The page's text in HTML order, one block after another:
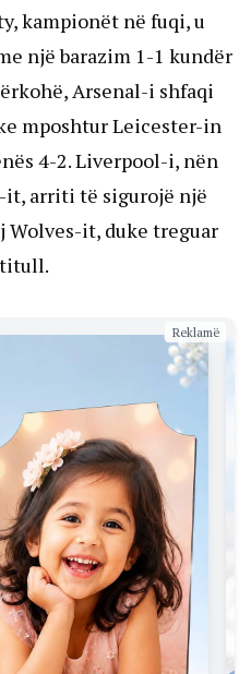
kampionët në fuqi, u
një barazim 1-1 kundër
Arsenal-i shfaqi
mposhtur Leicester-in
4-2. Liverpool-i, nën
it, arriti të sigurojë një
it, duke treguar
titull.
Reklamë